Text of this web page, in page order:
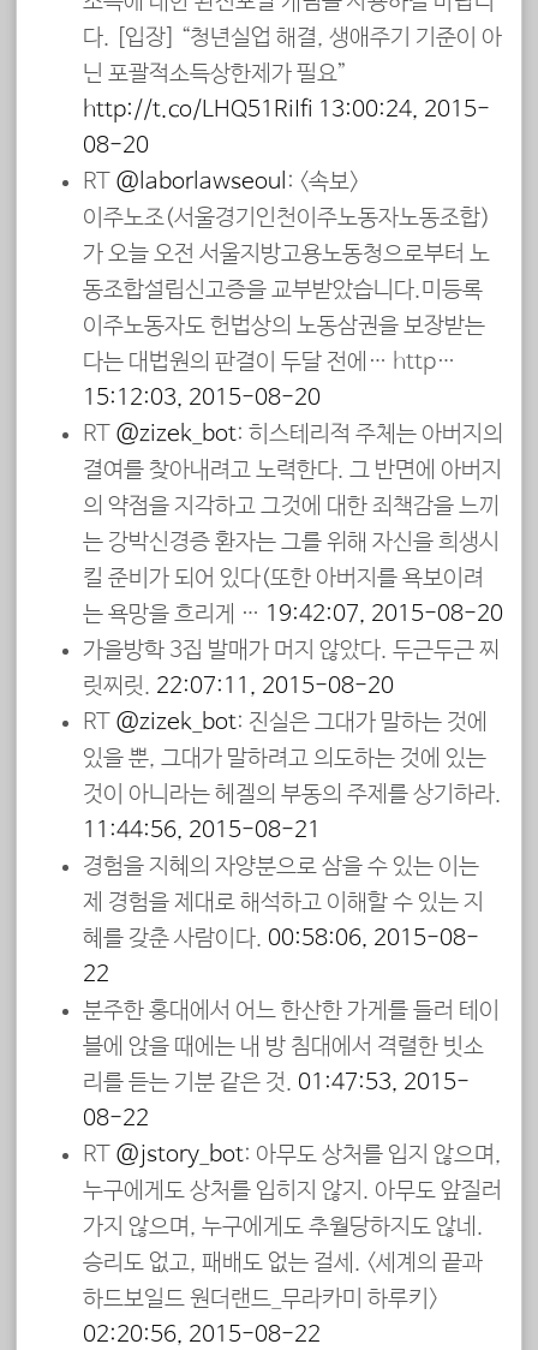
다. [입장] “청년실업 해결, 생애주기 기준이 아
닌 포괄적소득상한제가 필요”
http://t.co/LHQ51RiIfi 13:00:24, 2015-
08-20
RT @laborlawseoul: <속보>
이주노조(서울경기인천이주노동자노동조합)
가 오늘 오전 서울지방고용노동청으로부터 노
동조합설립신고증을 교부받았습니다.미등록
이주노동자도 헌법상의 노동삼권을 보장받는
다는 대법원의 판결이 두달 전에… http…
15:12:03, 2015-08-20
RT @zizek_bot: 히스테리적 주체는 아버지의
결여를 찾아내려고 노력한다. 그 반면에 아버지
의 약점을 지각하고 그것에 대한 죄책감을 느끼
는 강박신경증 환자는 그를 위해 자신을 희생시
킬 준비가 되어 있다(또한 아버지를 욕보이려
는 욕망을 흐리게 … 19:42:07, 2015-08-20
가을방학 3집 발매가 머지 않았다. 두근두근 찌
릿찌릿. 22:07:11, 2015-08-20
RT @zizek_bot: 진실은 그대가 말하는 것에
있을 뿐, 그대가 말하려고 의도하는 것에 있는
것이 아니라는 헤겔의 부동의 주제를 상기하라.
11:44:56, 2015-08-21
경험을 지혜의 자양분으로 삼을 수 있는 이는
제 경험을 제대로 해석하고 이해할 수 있는 지
혜를 갖춘 사람이다. 00:58:06, 2015-08-
22
분주한 홍대에서 어느 한산한 가게를 들러 테이
블에 앉을 때에는 내 방 침대에서 격렬한 빗소
리를 듣는 기분 같은 것. 01:47:53, 2015-
08-22
RT @jstory_bot: 아무도 상처를 입지 않으며,
누구에게도 상처를 입히지 않지. 아무도 앞질러
가지 않으며, 누구에게도 추월당하지도 않네.
승리도 없고, 패배도 없는 걸세. <세계의 끝과
하드보일드 원더랜드_무라카미 하루키>
02:20:56, 2015-08-22